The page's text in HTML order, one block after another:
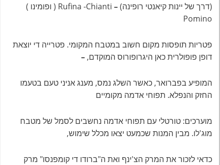
(דרך של יינות קיאנטי רופינה)–
Rufina -Chianti ( ופומינו )
Pomino
פטריות תופסות מקום חשוב במטבח המקומי. פטרייה די יוצאת
דופן פופולרית כאן היגרופורוס המוקדם, –
המופיע בפברואר, כאשר השלג נמס, מענג אניני טעם בטעמו
החזק והנפלא. תפוחי אדמה מקומיים
מוערכים: טורטלי עם תפוחי אדמה נחשבים לסמל של מטבח
מוג'לו. מבין המנות שכמעט יצאו מכלל שימוש,
כדאי לזכור את המרק הצ'ינף ואת ה"ברודו די קומפנסו" מרק